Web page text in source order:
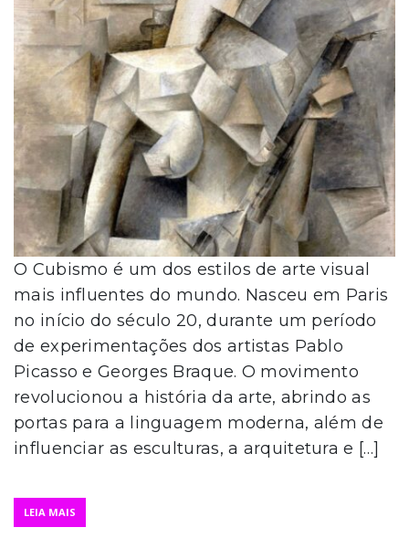
O Cubismo é um dos estilos de arte visual
mais influentes do mundo. Nasceu em Paris
no início do século 20, durante um período
de experimentações dos artistas Pablo
Picasso e Georges Braque. O movimento
revolucionou a história da arte, abrindo as
portas para a linguagem moderna, além de
influenciar as esculturas, a arquitetura e […]
LEIA MAIS